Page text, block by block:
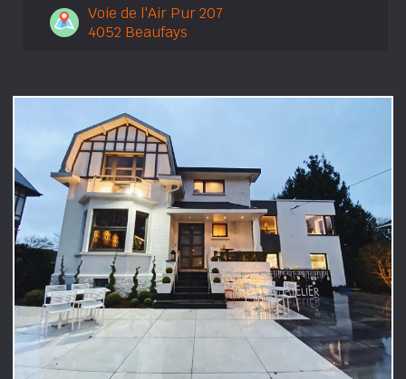
Voie de l'Air Pur 207
4052 Beaufays